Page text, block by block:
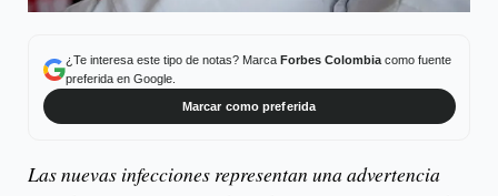
¿Te interesa este tipo de notas? Marca Forbes Colombiacomo fuente
preferida en Google.
Marcar como preferida
Las nuevas infecciones representan una advertencia